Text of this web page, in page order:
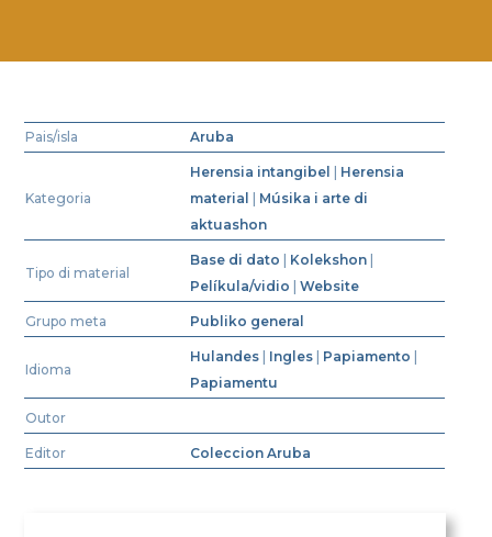
Pais/isla Aruba
Kategoria
Herensia intangibel
Herensia
material
Músika i arte di
aktuashon
Tipo di material
Base di dato Kolekshon
Pelíkula/vidio |Website
Grupo meta Publiko general
Idioma
Hulandes Ingles Papiamento
Papiamentu
Outor
Editor Coleccion Aruba